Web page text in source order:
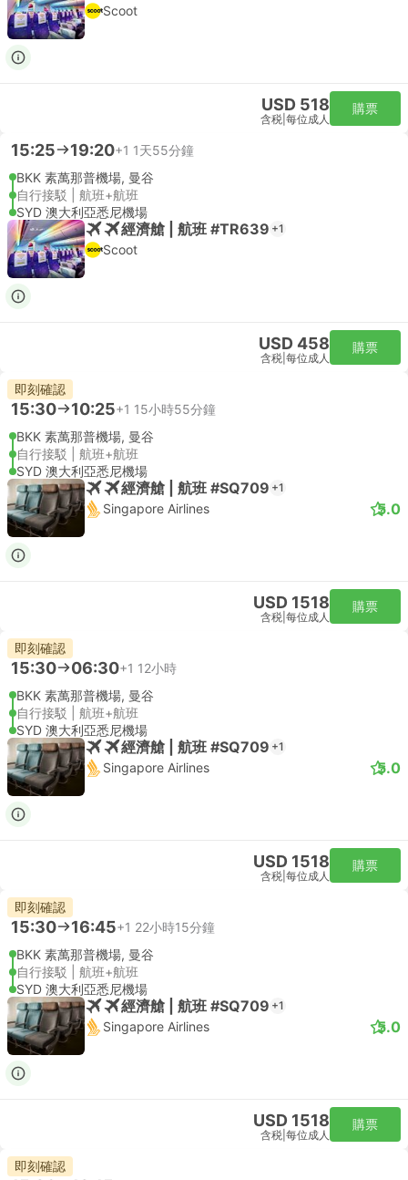
Scoot
USD 518
含税 每位成人
購票
15:25 19:20+1 1天55分鐘
BKK 素萬那普機場, 曼谷
自行接駁 | 航班+航班
SYD 澳大利亞悉尼機場
經濟艙 | 航班 #TR639 +1
Scoot
USD 458
含税 每位成人
購票
即刻確認
15:30 10:25+1 15小時55分鐘
BKK 素萬那普機場, 曼谷
自行接駁 | 航班+航班
SYD 澳大利亞悉尼機場
經濟艙 | 航班 #SQ709 +1
Singapore Airlines 5.0
USD 1518
含税 每位成人
購票
即刻確認
15:30 06:30+1 12小時
BKK 素萬那普機場, 曼谷
自行接駁 | 航班+航班
SYD 澳大利亞悉尼機場
經濟艙 | 航班 #SQ709 +1
Singapore Airlines 5.0
USD 1518
含税 每位成人
購票
即刻確認
15:30 16:45+1 22小時15分鐘
BKK 素萬那普機場, 曼谷
自行接駁 | 航班+航班
SYD 澳大利亞悉尼機場
經濟艙 | 航班 #SQ709 +1
Singapore Airlines 5.0
USD 1518
含税 每位成人
購票
即刻確認